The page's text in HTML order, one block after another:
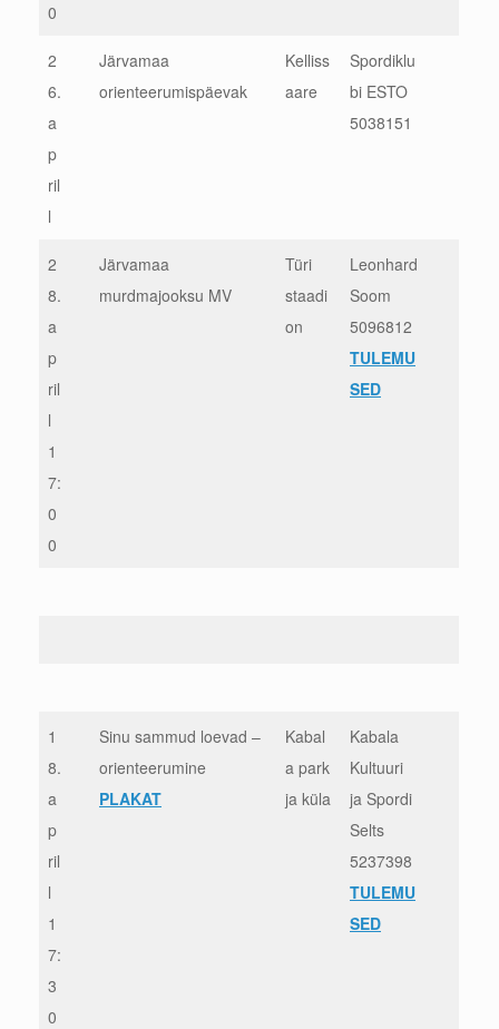
0
2
6.
a
p
ril
l
Järvamaa
orienteerumispäevak
Kelliss
aare
Spordiklu
bi ESTO
5038151
2
8.
a
p
ril
l
1
7:
0
0
Järvamaa
murdmajooksu MV
Türi
staadi
on
Leonhard
Soom
5096812
TULEMU
SED
1
8.
a
p
ril
l
1
7:
3
0
Sinu sammud loevad –
orienteerumine
PLAKAT
Kabal
a park
ja küla
Kabala
Kultuuri
ja Spordi
Selts
5237398
TULEMU
SED